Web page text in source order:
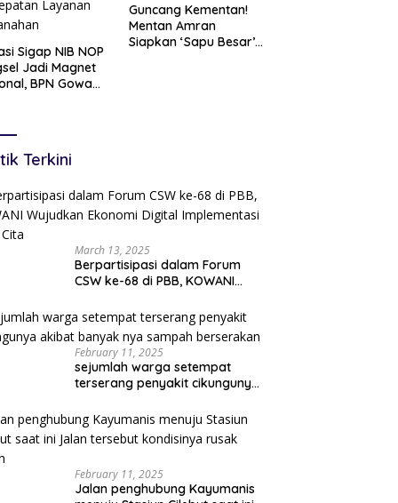
Sigap NIB NOP
Jadi Magnet
BPN Gowa
Guncang Kementan!
Mentan Amran
Siapkan ‘Sapu Besar’,
Terkini
March 13, 2025
Berpartisipasi dalam Forum
CSW ke-68 di PBB, KOWANI
Implementasi Asta Cita
February 11, 2025
sejumlah warga setempat
terserang penyakit cikungunya
berserakan
February 11, 2025
Jalan penghubung Kayumanis